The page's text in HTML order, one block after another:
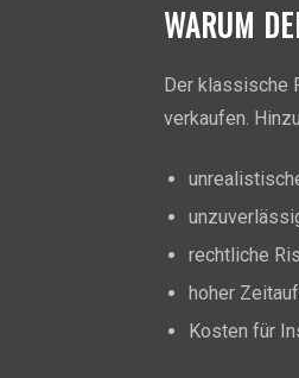
WARUM
Der klassische
verkaufen.
rechtliche
hoher
Kosten für